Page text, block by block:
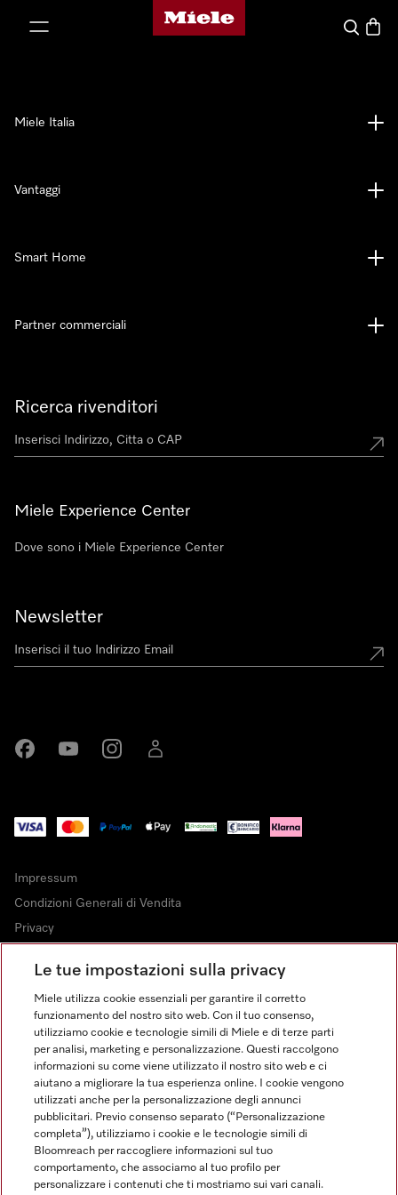
Homepage di Miele
Cerca
Ricerca rivenditori
Miele Experience Center
Dove sono i Miele Experience Center
Newsletter
Miele Italia
Vantaggi
Smart Home
Partner commerciali
Impressum
Condizioni Generali di Vendita
Privacy
Dichiarazione di Accessibilità
Modulo di recesso
Legge sui servizi digitali
Impostazioni cookie
FINANZIAMENTO FINO A 50 MESI CON OPZIONE 10 E TASSO
ZERO
Le tue impostazioni sulla privacy
Miele utilizza cookie essenziali per garantire il corretto
funzionamento del nostro sito web. Con il tuo consenso,
utilizziamo cookie e tecnologie simili di Miele e di terze parti
per analisi, marketing e personalizzazione. Questi raccolgono
informazioni su come viene utilizzato il nostro sito web e ci
aiutano a migliorare la tua esperienza online. I cookie vengono
utilizzati anche per la personalizzazione degli annunci
pubblicitari. Previo consenso separato (“Personalizzazione
completa”), utilizziamo i cookie e le tecnologie simili di
Bloomreach per raccogliere informazioni sul tuo
comportamento, che associamo al tuo profilo per
personalizzare i contenuti che ti mostriamo sui vari canali.